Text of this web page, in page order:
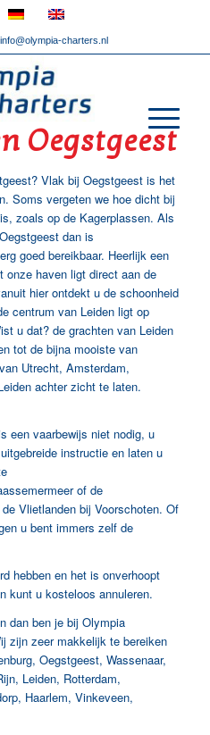
info@olympia-charters.nl
Oegstgeest
Vlak bij Oegstgeest is het
Soms vergeten we hoe dicht bij
zoals op de Kagerplassen. Als
dan is
goed bereikbaar. Heerlijk een
onze haven ligt direct aan de
hier ontdekt u de schoonheid
centrum van Leiden ligt op
u dat? de grachten van Leiden
tot de bijna mooiste van
Utrecht, Amsterdam,
achter zicht te laten.
een vaarbewijs niet nodig, u
instructie en laten u
of de
Vlietlanden bij Voorschoten. Of
u bent immers zelf de
hebben en het is onverhoopt
kunt u kosteloos annuleren.
dan ben je bij Olympia
zijn zeer makkelijk te bereiken
Oegstgeest, Wassenaar,
Leiden, Rotterdam,
Haarlem, Vinkeveen,